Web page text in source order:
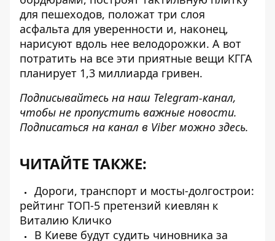
для пешеходов, положат три слоя
асфальта для уверенности и, наконец,
нарисуют вдоль нее велодорожки. А вот
потратить на все эти приятные вещи КГГА
планирует 1,3 миллиарда гривен.
Подписывайтесь на наш Telegram-канал,
чтобы не пропустить важные новости.
Подписаться на канал в Viber можно здесь.
ЧИТАЙТЕ ТАКЖЕ:
Дороги, транспорт и мосты-долгострои:
рейтинг ТОП-5 претензий киевлян к
Виталию Кличко
В Киеве будут судить чиновника за